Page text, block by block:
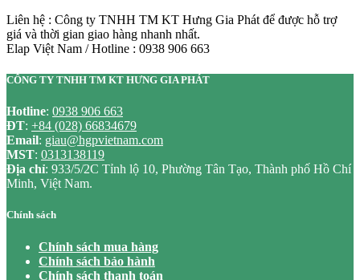
Liên hệ : Công ty TNHH TM KT Hưng Gia Phát để được hỗ trợ
giá và thời gian giao hàng nhanh nhất.
Elap Việt Nam / Hotline : 0938 906 663
CÔNG TY TNHH TM KT HƯNG GIA PHÁT
Hotline: 0938 906 663
ĐT: +84 (028) 66834679
Email: giau@hgpvietnam.com
MST: 0313138119
Địa chỉ: 933/5/2C Tỉnh lộ 10, Phường Tân Tạo, Thành phố Hồ Chí
Minh, Việt Nam.
Chính sách
Chính sách mua hàng
Chính sách bảo hành
Chính sách thanh toán